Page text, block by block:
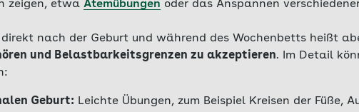
zeigen, etwa Atemübungen oder das Anspannen
direkt nach der Geburt und während des Wochenbetts heißt
und Belastbarkeitsgrenzen zu akzeptieren. Im Detail
Geburt: Leichte Übungen, zum Beispiel Kreisen der Füße,